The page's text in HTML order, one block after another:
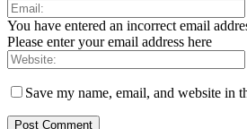
You have entered an incorrect email
Please enter your email address here
Save my name, email, and website in